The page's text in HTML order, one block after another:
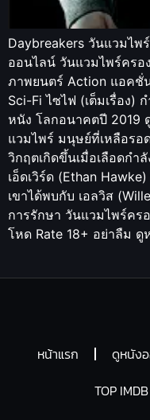
Daybreakers วันแวมไ
ออนไลน์ วันแวมไพร์ครอ
ภาพยนตร์ Action แอคชั่
Sci-Fi ไซไฟ (เต็มเรื่อง)
หนัง โลกอนาคตปี 2019
แวมไพร์ มนุษย์ที่เหลือรอ
วิกฤตเกิดขึ้นเมื่อเลือดกำ
เอ็ดเวิร์ด (Ethan
เขาได้พบกับ เอลวิส
การรักษา วันแวมไพร์คร
โหด Rate 18+ อย่าลืม ดู
หน้าแรก ดูหนัง
TOP IMDB